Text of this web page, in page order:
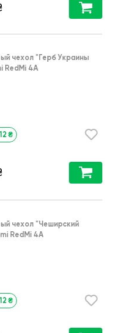
чехол "Герб Украины
RedMi 4A
12 ₴
чехол "Чеширский
RedMi 4A
12 ₴